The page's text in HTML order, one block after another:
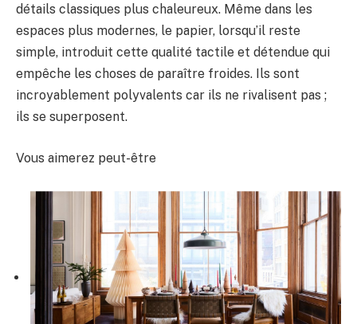
détails classiques plus chaleureux. Même dans les
espaces plus modernes, le papier, lorsqu’il reste
simple, introduit cette qualité tactile et détendue qui
empêche les choses de paraître froides. Ils sont
incroyablement polyvalents car ils ne rivalisent pas ;
ils se superposent.
Vous aimerez peut-être